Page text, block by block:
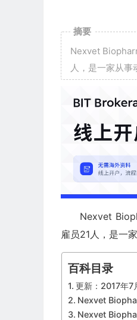
摘要
Nexvet
人，是一家从事
Nexvet
雇员21人，是一
百科目录
更新：2017年7
Nexvet
Nexvet